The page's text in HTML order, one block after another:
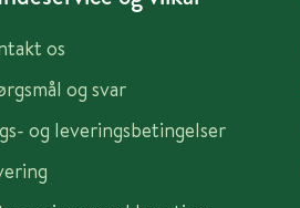
os
og svar
og leveringsbetingelser